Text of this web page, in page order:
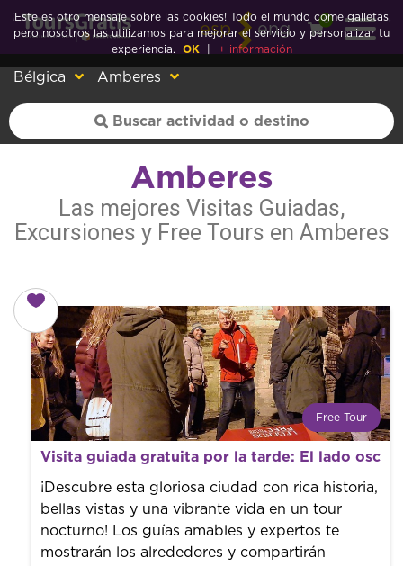
esp eng
0
Bélgica Amberes
Amberes
Las mejores Visitas Guiadas,
Excursiones y Free Tours en Amberes
Free Tour
¿Qué es un FREE TOUR?
Tendencia mundial en rutas turísticas. Reserva sin coste
con un guía profesional. ¡El precio es libre! Por lo que al
finalizar la experiencia tú le pones el precio.
Visita guiada gratuita por la tarde: El lado
¡Descubre esta gloriosa ciudad con rica historia,
bellas vistas y una vibrante vida en un tour
nocturno! Los guías amables y expertos te
mostrarán los alrededores y compartirán
¡Este es otro mensaje sobre las cookies! Todo el mundo come galletas,
pero nosotros las utilizamos para mejorar el servicio y personalizar tu
experiencia.
OK + información